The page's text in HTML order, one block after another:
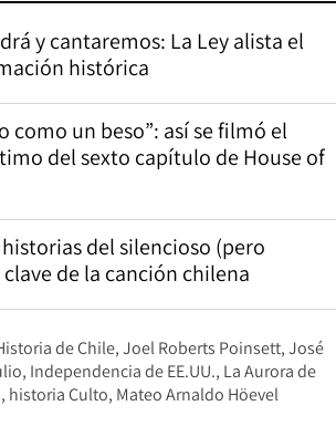
y cantaremos: La Ley alista el
histórica
como un beso”: así se filmó el
del sexto capítulo de House of
del silencioso (pero
de la canción chilena
de Chile Joel Roberts Poinsett José
Independencia de EE.UU. La Aurora de
historia Culto Mateo Arnaldo Höevel